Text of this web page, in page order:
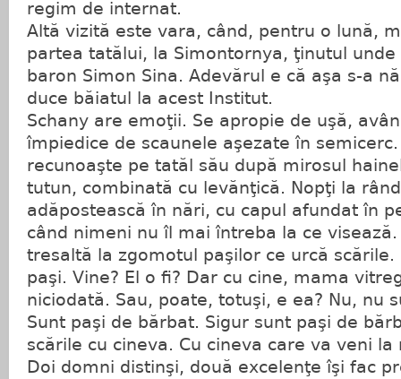
regim de internat.
Altă vizită este vara, când, pentru o lună,
partea tatălui, la Simontornya, ţinutul
baron Simon Sina. Adevărul e că aşa s-a
duce băiatul la acest Institut.
Schany are emoţii. Se apropie de uşă,
împiedice de scaunele aşezate în
recunoaşte pe tatăl său după mirosul
tutun, combinată cu levănţică. Nopţi la
adăpostească în nări, cu capul afundat în
când nimeni nu îl mai întreba la ce
tresaltă la zgomotul paşilor ce urcă
paşi. Vine? El o fi? Dar cu cine, mama
niciodată. Sau, poate, totuşi, e ea? Nu, nu
Sunt paşi de bărbat. Sigur sunt paşi de
scările cu cineva. Cu cineva care va veni la
Doi domni distinşi, două excelenţe îşi fac